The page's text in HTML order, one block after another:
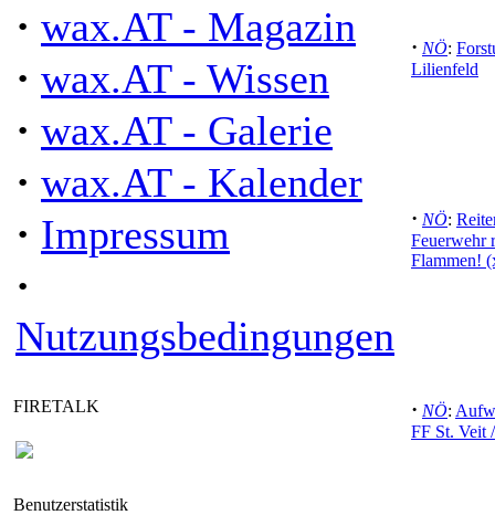
· wax.AT - Magazin
· wax.AT - Wissen
· wax.AT - Galerie
· wax.AT - Kalender
· Impressum
·
Nutzungsbedingungen
FIRETALK
Benutzerstatistik
· NÖ:
Lilienfeld
· NÖ:
Feuerwehr
Flammen!
· NÖ:
FF St. Veit